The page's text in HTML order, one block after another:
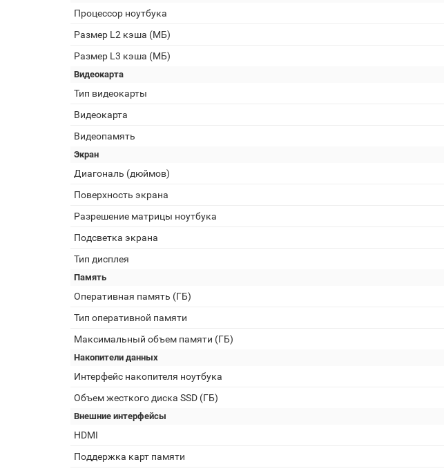
Процессор ноутбука
Размер L2 кэша (МБ)
Размер L3 кэша (МБ)
Видеокарта
Тип видеокарты
Видеокарта
Видеопамять
Экран
Диагональ (дюймов)
Поверхность экрана
Разрешение матрицы ноутбука
Подсветка экрана
Тип дисплея
Память
Оперативная память (ГБ)
Тип оперативной памяти
Максимальный объем памяти (ГБ)
Накопители данных
Интерфейс накопителя ноутбука
Объем жесткого диска SSD (ГБ)
Внешние интерфейсы
HDMI
Поддержка карт памяти